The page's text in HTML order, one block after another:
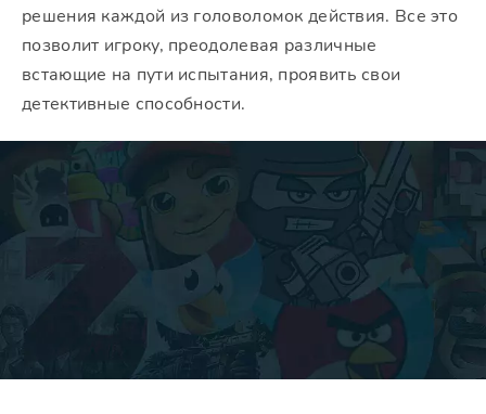
решения каждой из головоломок действия. Все это
позволит игроку, преодолевая различные
встающие на пути испытания, проявить свои
детективные способности.